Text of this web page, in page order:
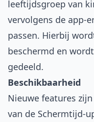
leeftijdsgroep van
vervolgens de app-
passen. Hierbij
beschermd en
gedeeld.
Beschikbaarheid
Nieuwe features
van de Schermtijd-